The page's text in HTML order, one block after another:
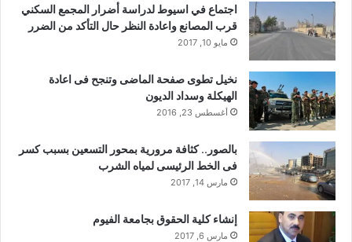
اجتماع في اسيوط لدراسة أضرار المجمع السكني
قرب المصانع واعادة النظر حال التأكد من الضرر
مايو 10, 2017
نخيل تطوى صفحة الماضى وتنجح فى اعادة
الهيكلة وسداد الديون
أغسطس 23, 2016
بالصور.. كثافة مرورية بمحور التسعين بسبب كسر
فى الخط الرئيسى لمياه الشرب
مارس 14, 2017
إنشاء كلية الحقوق بجامعة الفيوم
مارس 6, 2017